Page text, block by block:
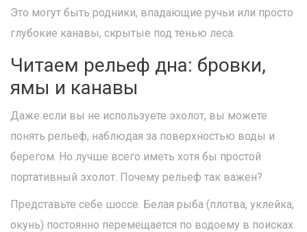
Это могут быть родники, впадающие ручьи или просто
глубокие канавы, скрытые под тенью леса.
Читаем рельеф дна: бровки,
ямы и канавы
Даже если вы не используете эхолот, вы можете
понять рельеф, наблюдая за поверхностью воды и
берегом. Но лучше всего иметь хотя бы простой
портативный эхолот. Почему рельеф так важен?
Представьте себе шоссе. Белая рыба (плотва, уклейка,
окунь) постоянно перемещается по водоему в поисках